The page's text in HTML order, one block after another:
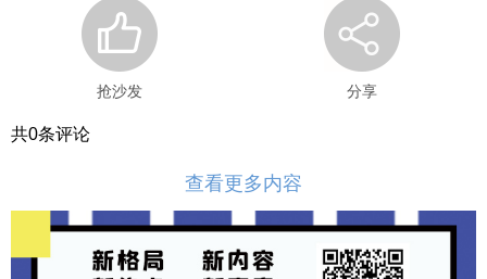
抢沙发 分享
共0条评论
查看更多内容